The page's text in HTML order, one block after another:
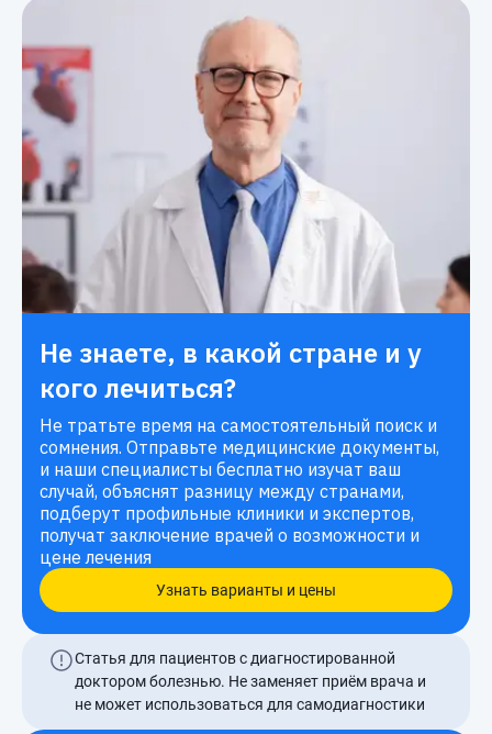
Не знаете, в какой стране и у
кого лечиться?
Не тратьте время на самостоятельный поиск и
сомнения. Отправьте медицинские документы,
и наши специалисты бесплатно изучат ваш
случай, объяснят разницу между странами,
подберут профильные клиники и экспертов,
получат заключение врачей о возможности и
цене лечения
Узнать варианты и цены
Статья для пациентов с диагностированной
доктором болезнью. Не заменяет приём врача и
не может использоваться для самодиагностики